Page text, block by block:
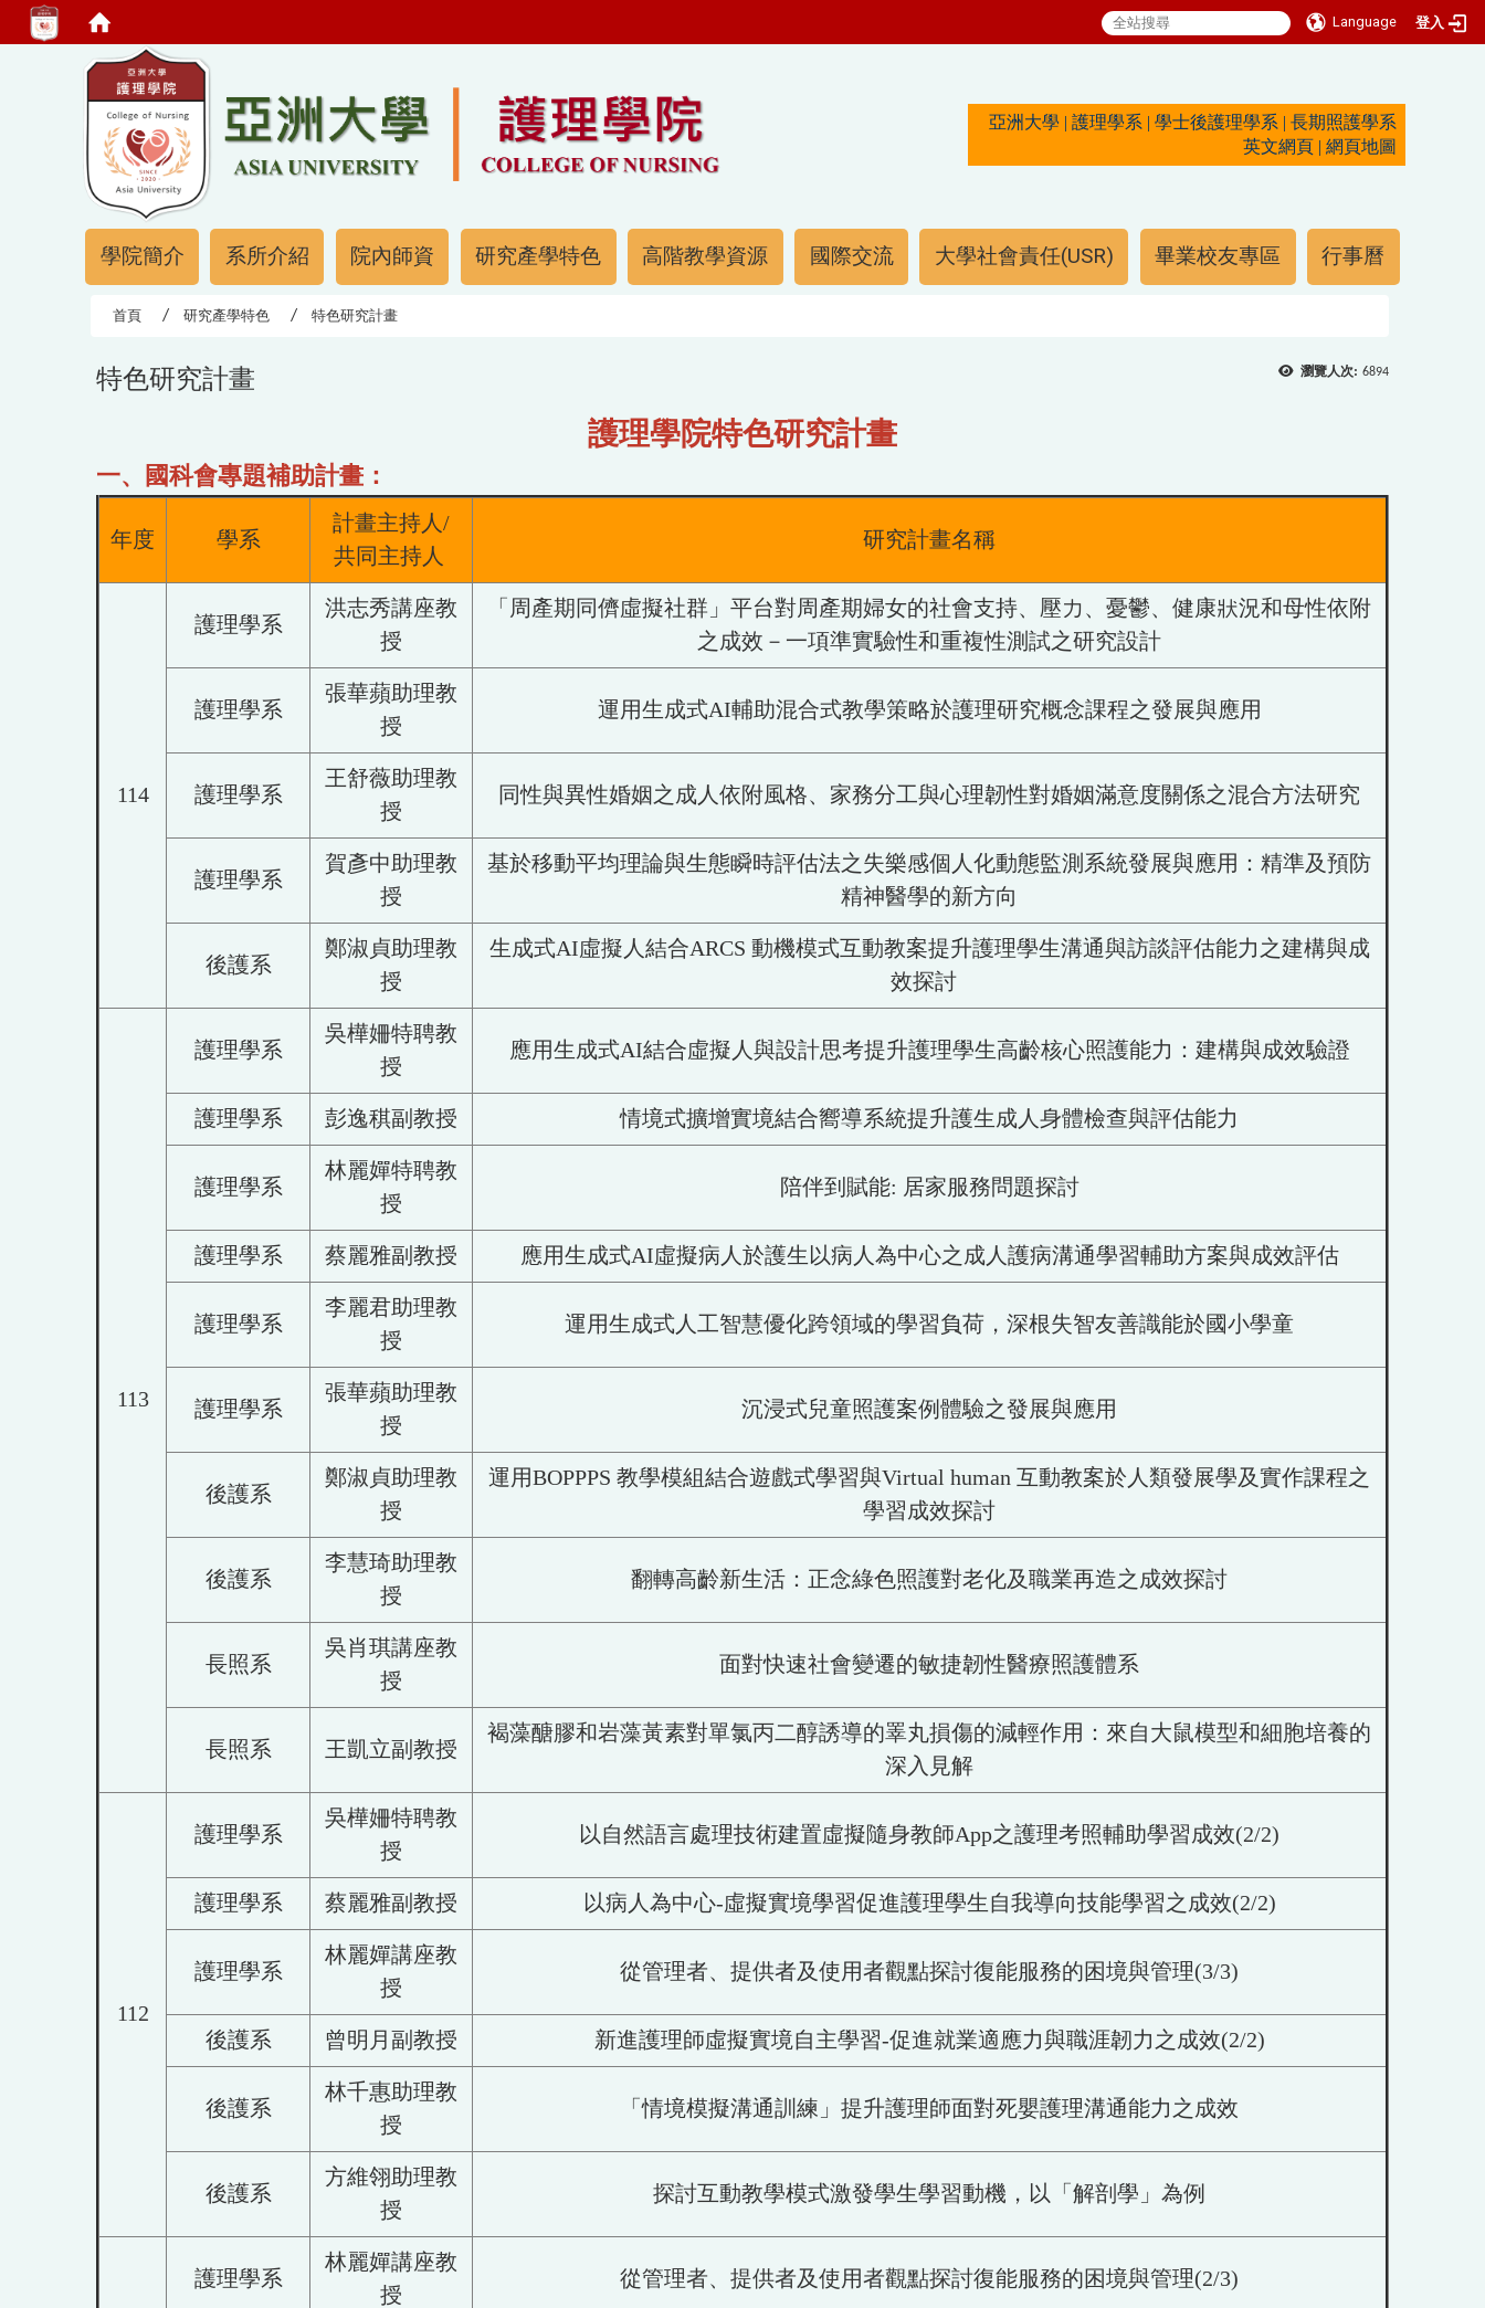
Language
登入
亞洲大學 | 護理學系 | 學士後護理學系 | 長期照護學系
英文網頁 | 網頁地圖
學院簡介 系所介紹 院內師資 研究產學特色 高階教學資源 國際交流 大學社會責任(USR) 畢業校友專區 行事曆
首頁 研究產學特色 特色研究計畫
瀏覽人次: 6894
特色研究計畫
護理學院特色研究計畫
一、國科會專題補助計畫：
年度 學系
計畫主持人/
共同主持人
研究計畫名稱
114
護理學系
洪志秀講座教
授
「周產期同儕虛擬社群」平台對周產期婦女的社會支持、壓力、憂鬱、健康狀況和母性依附
之成效－一項準實驗性和重複性測試之研究設計
護理學系
張華蘋助理教
授
運用生成式AI輔助混合式教學策略於護理研究概念課程之發展與應用
護理學系
王舒薇助理教
授
同性與異性婚姻之成人依附風格、家務分工與心理韌性對婚姻滿意度關係之混合方法研究
護理學系
賀彥中助理教
授
基於移動平均理論與生態瞬時評估法之失樂感個人化動態監測系統發展與應用：精準及預防
精神醫學的新方向
後護系
鄭淑貞助理教
授
生成式AI虛擬人結合ARCS 動機模式互動教案提升護理學生溝通與訪談評估能力之建構與成
效探討
113
護理學系
吳樺姍特聘教
授
應用生成式AI結合虛擬人與設計思考提升護理學生高齡核心照護能力：建構與成效驗證
護理學系 彭逸稘副教授 情境式擴增實境結合嚮導系統提升護生成人身體檢查與評估能力
護理學系
林麗嬋特聘教
授
陪伴到賦能: 居家服務問題探討
護理學系 蔡麗雅副教授 應用生成式AI虛擬病人於護生以病人為中心之成人護病溝通學習輔助方案與成效評估
護理學系
李麗君助理教
授
運用生成式人工智慧優化跨領域的學習負荷，深根失智友善識能於國小學童
護理學系
張華蘋助理教
授
沉浸式兒童照護案例體驗之發展與應用
後護系
鄭淑貞助理教
授
運用BOPPPS 教學模組結合遊戲式學習與Virtual human 互動教案於人類發展學及實作課程之
學習成效探討
後護系
李慧琦助理教
授
翻轉高齡新生活：正念綠色照護對老化及職業再造之成效探討
長照系
吳肖琪講座教
授
面對快速社會變遷的敏捷韌性醫療照護體系
長照系 王凱立副教授
褐藻醣膠和岩藻黃素對單氯丙二醇誘導的睪丸損傷的減輕作用：來自大鼠模型和細胞培養的
深入見解
112
護理學系
吳樺姍特聘教
授
以自然語言處理技術建置虛擬隨身教師App之護理考照輔助學習成效(2/2)
護理學系 蔡麗雅副教授 以病人為中心-虛擬實境學習促進護理學生自我導向技能學習之成效(2/2)
護理學系
林麗嬋講座教
授
從管理者、提供者及使用者觀點探討復能服務的困境與管理(3/3)
後護系 曾明月副教授 新進護理師虛擬實境自主學習-促進就業適應力與職涯韌力之成效(2/2)
後護系
林千惠助理教
授
「情境模擬溝通訓練」提升護理師面對死嬰護理溝通能力之成效
後護系
方維翎助理教
授
探討互動教學模式激發學生學習動機，以「解剖學」為例
護理學系
林麗嬋講座教
授
從管理者、提供者及使用者觀點探討復能服務的困境與管理(2/3)